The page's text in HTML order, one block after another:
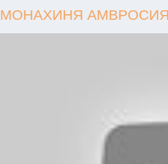
МОНАХИНЯ АМВРОСИЯ